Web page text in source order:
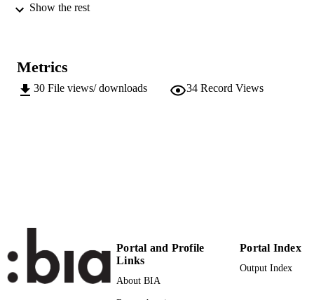
NUMBER OF
Show the rest
Metrics
30 File views/ downloads 34 Record Views
Portal and Profile
Links
About BIA
Portal Index
Output Index